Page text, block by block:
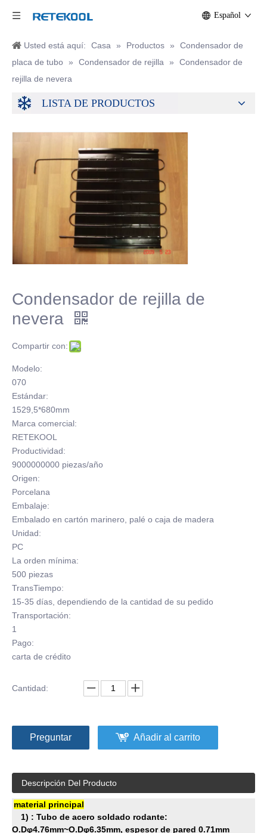
Español
Usted está aquí: Casa » Productos »
Condensador de
placa de tubo » Condensador de rejilla »
Condensador de
rejilla de nevera
LISTA DE PRODUCTOS
Condensador de rejilla de
nevera
Compartir con:
Modelo:
070
Estándar:
1529,5*680mm
Marca comercial:
RETEKOOL
Productividad:
9000000000 piezas/año
Origen:
Porcelana
Embalaje:
Embalado en cartón marinero, palé o caja de madera
Unidad:
PC
La orden mínima:
500 piezas
TransTiempo:
15-35 días, dependiendo de la cantidad de su pedido
Transportación:
1
Pago:
carta de crédito
Cantidad:
Preguntar Añadir al carrito
Descripción Del Producto
material principal
1) : Tubo de acero soldado rodante:
O.Dφ4.76mm~O.Dφ6.35mm, espesor de pared 0.71mm